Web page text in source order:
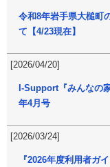
令和8年岩手県大槌町
て【4/23現在】
[2026/04/20]
I-Support『みんなの
年4月号
[2026/03/24]
『2026年度利用者ガ